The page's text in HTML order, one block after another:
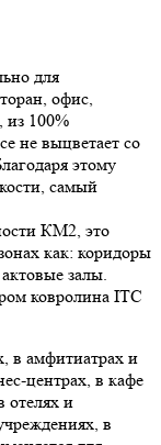
для
офис,
из 100%
не выцветает со
этому
самый
КМ2, это
как: коридоры
залы.
ковролина ITC
в амфитиатрах и
центрах, в кафе
отелях и
в